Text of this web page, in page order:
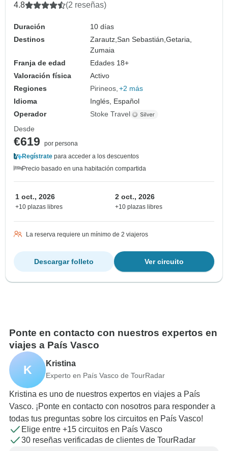
4.8 (2 reseñas)
Duración
10 días
Destinos
Zarautz,San Sebastián,Getaria,
Zumaia
Franja de edad
Edades 18+
Valoración física
Activo
Regiones
Pirineos +2 más
Idioma
Inglés, Español
Operador
Stoke Travel
Desde
€619
por persona
Regístrate para acceder a los descuentos
Precio basado en una habitación compartida
1 oct., 2026
+10 plazas libres
2 oct., 2026
+10 plazas libres
La reserva requiere un mínimo de 2 viajeros
Ver circuito
Descargar folleto
Ponte en contacto con nuestros expertos en
viajes a País Vasco
K Kristina
Experto en País Vasco de TourRadar
Kristina es uno de nuestros expertos en viajes a País
Vasco. ¡Ponte en contacto con nosotros para responder a
todas tus preguntas sobre los circuitos en País Vasco!
Elige entre +15 circuitos en País Vasco
30 reseñas verificadas de clientes de TourRadar